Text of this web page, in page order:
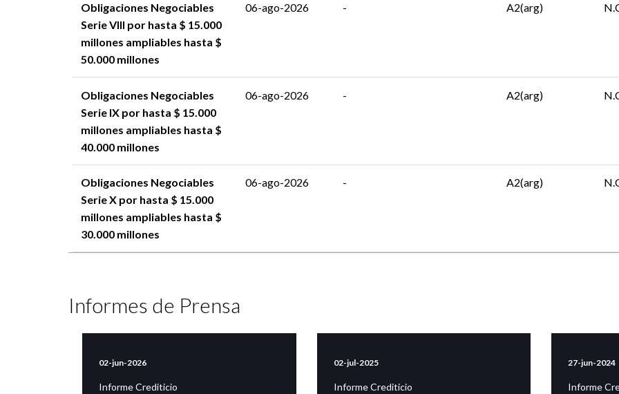
Obligaciones Negociables
Serie VIII por hasta $ 15.000
millones ampliables hasta $
50.000 millones
06-ago-2026 - A2(arg)
Obligaciones Negociables
Serie IX por hasta $ 15.000
millones ampliables hasta $
40.000 millones
06-ago-2026 - A2(arg)
Obligaciones Negociables
Serie X por hasta $ 15.000
millones ampliables hasta $
30.000 millones
06-ago-2026 - A2(arg)
Informes de Prensa
02-jun-2026
Informe Crediticio
02-jul-2025
Informe Crediticio
27-jun-2024
Informe